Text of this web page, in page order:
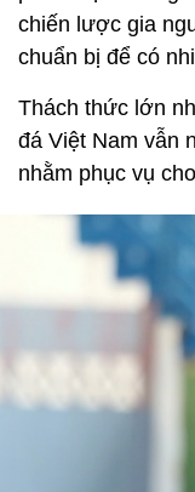
chiến lược gia
chuẩn bị để có
Thách thức lớn
đá Việt Nam vẫn
nhằm phục vụ